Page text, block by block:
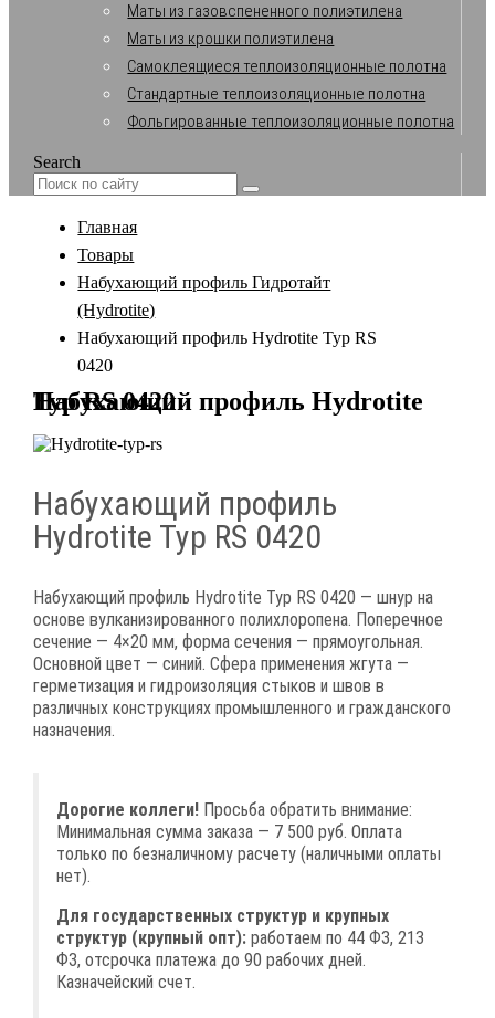
Маты из газовспененного полиэтилена
Маты из крошки полиэтилена
Самоклеящиеся теплоизоляционные полотна
Стандартные теплоизоляционные полотна
Фольгированные теплоизоляционные полотна
Search
Главная
Товары
Набухающий профиль Гидротайт
(Hydrotite)
Набухающий профиль Hydrotite Typ RS
0420
Набухающий профиль Hydrotite Typ RS 0420
Набухающий профиль
Hydrotite Typ RS 0420
Набухающий профиль Hydrotite Typ RS 0420 — шнур на
основе вулканизированного полихлоропена. Поперечное
сечение — 4×20 мм, форма сечения — прямоугольная.
Основной цвет — синий. Сфера применения жгута —
герметизация и гидроизоляция стыков и швов в
различных конструкциях промышленного и гражданского
назначения.
Дорогие коллеги! Просьба обратить внимание:
Минимальная сумма заказа — 7 500 руб. Оплата
только по безналичному расчету (наличными оплаты
нет).
Для государственных структур и крупных
структур (крупный опт): работаем по 44 ФЗ, 213
ФЗ, отсрочка платежа до 90 рабочих дней.
Казначейский счет.